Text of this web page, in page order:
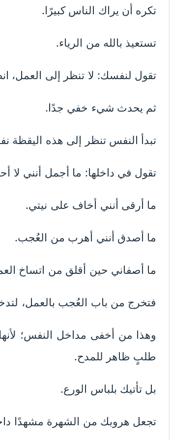
تكره أن يراك الناس كبيرًا.
تستعيذ بالله من الرياء.
تقول لنفسك: لا تنظر إلى العمل،
ثم يحدث شيء خفي جدًا.
تبدأ النفس تنظر إلى هذه اليقظة
تقول في داخلها: ما أجمل أنني لا
ما أرقى أنني أخاف على نيتي.
ما أصدق أنني أهرب من العُجب.
ما أصفاني حين أقلق من اتساخ
فتخرج من باب العُجب بالعمل،
وهذا من أخفى مداخل النفس؛
طلبٍ ظاهر للمدح.
بل تأتيك بلباس الورع.
تجعل هروبك من الشهرة مشهدًا